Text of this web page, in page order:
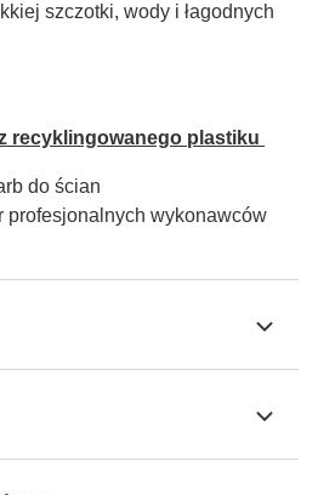
szczotki, wody i łagodnych
recyklingowanego plastiku
do ścian
profesjonalnych wykonawców